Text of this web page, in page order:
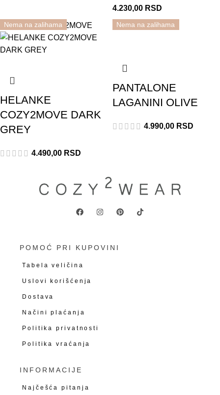
4.230,00 RSD
Rasprodato COZY2MOVE
Nema na zalihama
HELANKE
COZY2MOVE DARK
GREY
4.490,00 RSD
Rasprodato Leto
Nema na zalihama
PANTALONE
LAGANINI OLIVE
4.990,00 RSD
POMOĆ PRI KUPOVINI
Tabela veličina
Uslovi korišćenja
Dostava
Načini plaćanja
Politika privatnosti
Politika vraćanja
INFORMACIJE
Najčešća pitanja